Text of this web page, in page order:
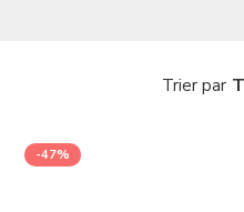
Trier par
-47%